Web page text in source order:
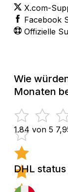
X.com-
Facebook
Offizielle
Wie
Monaten
1.84 von 5
DHL